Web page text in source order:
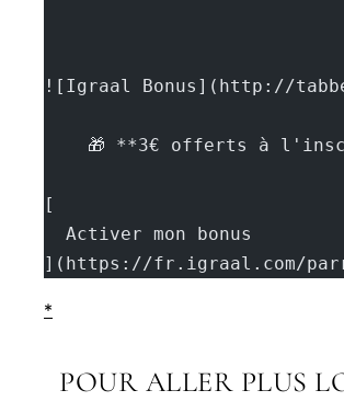
![Igraal Bonus](http://
🎁 **3€ offerts à
[
  Activer mon bonus
](https://fr.igraal.com/
*
POUR ALLER PLUS